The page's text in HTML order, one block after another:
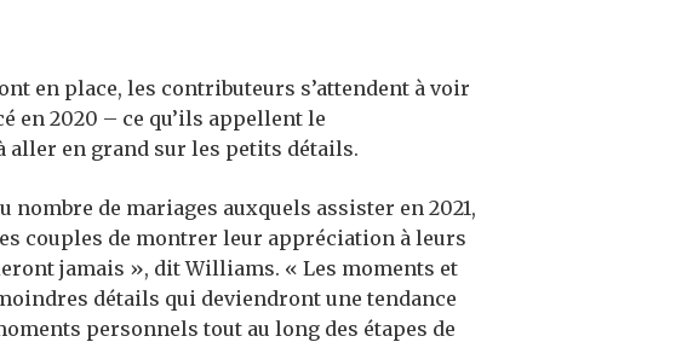
en place, les contributeurs s’attendent à voir
en 2020 – ce qu’ils appellent le
en grand sur les petits détails.
nombre de mariages auxquels assister en 2021,
couples de montrer leur appréciation à leurs
jamais », dit Williams. « Les moments et
détails qui deviendront une tendance
personnels tout au long des étapes de